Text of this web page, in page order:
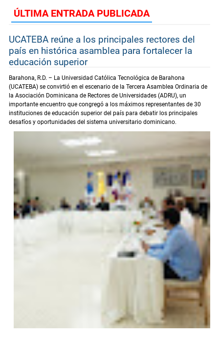
ÚLTIMA ENTRADA PUBLICADA
UCATEBA reúne a los principales rectores del
país en histórica asamblea para fortalecer la
educación superior
Barahona, R.D. – La Universidad Católica Tecnológica de Barahona
(UCATEBA) se convirtió en el escenario de la Tercera Asamblea Ordinaria de
la Asociación Dominicana de Rectores de Universidades (ADRU), un
importante encuentro que congregó a los máximos representantes de 30
instituciones de educación superior del país para debatir los principales
desafíos y oportunidades del sistema universitario dominicano.